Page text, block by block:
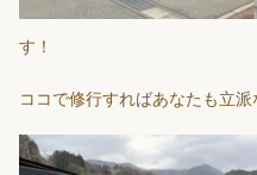
す！
ココで修行すればあなたも立派